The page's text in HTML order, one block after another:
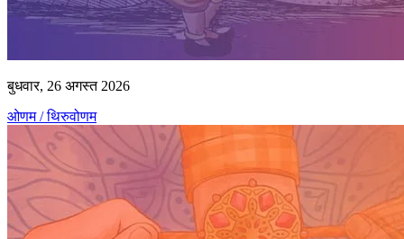
बुधवार, 26 अगस्त 2026
ओणम / थिरुवोणम